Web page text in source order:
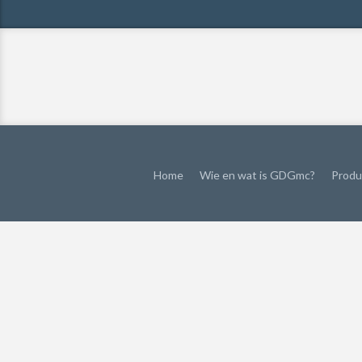
Home Wie en wat is GDGmc?